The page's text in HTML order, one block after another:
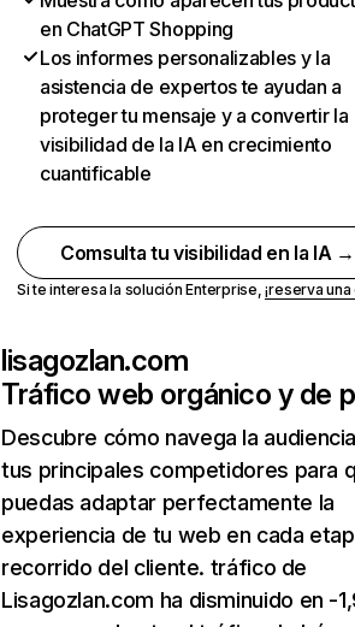
en ChatGPT Shopping
Los informes personalizables y la
asistencia de expertos te ayudan a
proteger tu mensaje y a convertir la
visibilidad de la IA en crecimiento
cuantificable
Comsulta tu visibilidad en la IA →
Si te interesa la solución Enterprise,¡reserva
lisagozlan.com
Tráfico web orgánico y de
Descubre cómo navega la
tus principales competidores para
puedas adaptar perfectamente la
experiencia de tu web en cada
recorrido del cliente. tráfico de
Lisagozlan.com ha disminuido en -